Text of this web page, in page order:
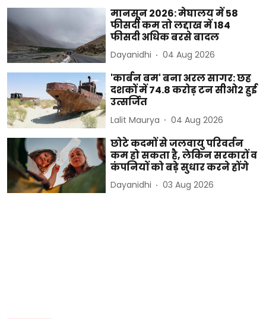
मानसून 2026: मेघालय में 58
फीसदी कम तो लद्दाख में 184
फीसदी अधिक बरसे बादल
Dayanidhi 04 Aug 2026
'कार्बन बम' बना अरल सागर: छह
दशकों में 74.8 करोड़ टन सीओ2 हुई
उत्सर्जित
Lalit Maurya 04 Aug 2026
छोटे कदमों से जलवायु परिवर्तन
कम हो सकता है, लेकिन सरकारों व
कंपनियों को बड़े सुधार करने होंगे
Dayanidhi 03 Aug 2026